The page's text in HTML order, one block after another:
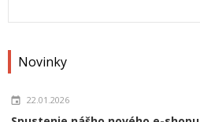
Novinky
22.01.2026